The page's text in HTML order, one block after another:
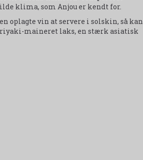
klima, som Anjou er kendt for.
oplagte vin at servere i solskin, så kan
maineret laks, en stærk asiatisk